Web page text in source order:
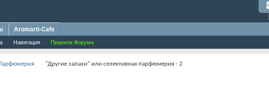
Навигация Правила Форума
Aromarti-Cafe
"Другие запахи" или селективная парфюмерия - 2